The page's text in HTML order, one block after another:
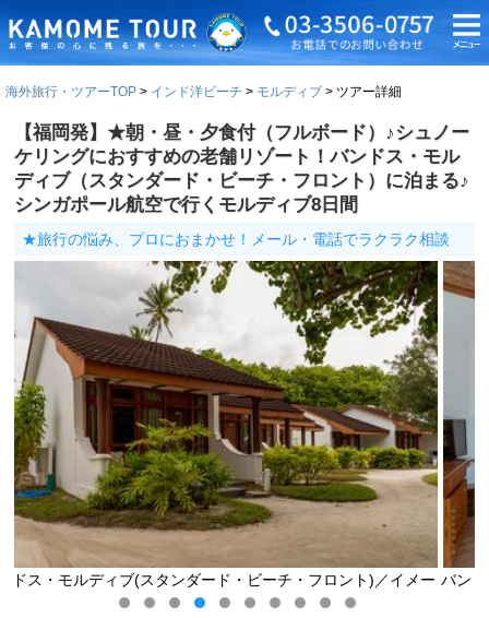
海外旅行・ツアーTOP インド洋ビーチ モルディブ ツアー詳細
【福岡発】★朝・昼・夕食付（フルボード）♪シュノー
ケリングにおすすめの老舗リゾート！バンドス・モル
ディブ（スタンダード・ビーチ・フロント）に泊まる♪
シンガポール航空で行くモルディブ8日間
★旅行の悩み、プロにおまかせ！メール・電話でラクラク相談
・フロント)／イメー バンドス・モルディブ(スタンダード・ビーチ・